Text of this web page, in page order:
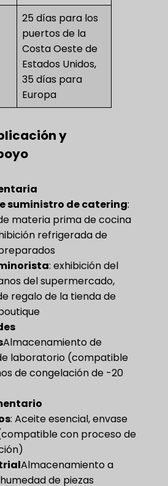
25 días para los
puertos de la
Costa Oeste de
Estados Unidos,
35 días para
Europa
y
suministro de catering​:
materia prima de cocina
refrigerada de
​: exhibición del
del supermercado,
regalo de la tienda de
Almacenamiento de
laboratorio (compatible
de congelación de -20
​: Aceite esencial, envase
con proceso de
Almacenamiento a
de piezas